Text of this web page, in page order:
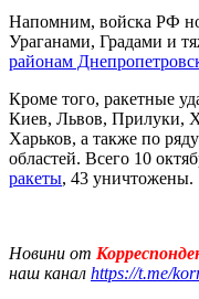
Напомним, войска РФ
Ураганами, Градами и
районам
Кроме того, ракетные
Киев, Львов, Прилуки,
Харьков, а также по
областей. Всего 10
ракеты, 43 уничтожены.
Новини от
наш канал https://t.me/